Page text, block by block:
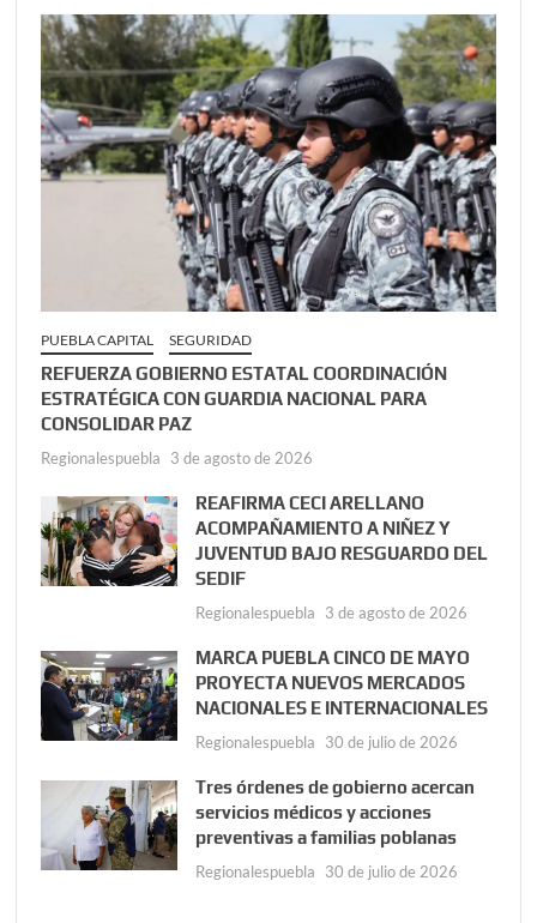
PUEBLA CAPITAL SEGURIDAD
REFUERZA GOBIERNO ESTATAL COORDINACIÓN
ESTRATÉGICA CON GUARDIA NACIONAL PARA
CONSOLIDAR PAZ
Regionalespuebla 3 de agosto de 2026
REAFIRMA CECI ARELLANO
ACOMPAÑAMIENTO A NIÑEZ Y
JUVENTUD BAJO RESGUARDO DEL
SEDIF
Regionalespuebla 3 de agosto de 2026
MARCA PUEBLA CINCO DE MAYO
PROYECTA NUEVOS MERCADOS
NACIONALES E INTERNACIONALES
Regionalespuebla 30 de julio de 2026
Tres órdenes de gobierno acercan
servicios médicos y acciones
preventivas a familias poblanas
Regionalespuebla 30 de julio de 2026